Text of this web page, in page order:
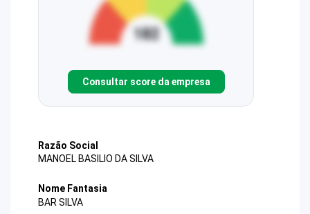
Consultar score da empresa
Razão Social
MANOEL BASILIO DA SILVA
Nome Fantasia
BAR SILVA